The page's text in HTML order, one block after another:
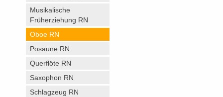
Musikalische
Früherziehung RN
Oboe RN
Posaune RN
Querflöte RN
Saxophon RN
Schlagzeug RN